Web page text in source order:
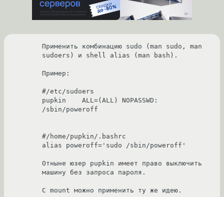
Применить комбинацию sudo (man sudo, man
sudoers) и shell alias (man bash).
Пример:
#/etc/sudoers
pupkin    ALL=(ALL) NOPASSWD:
/sbin/poweroff
#/home/pupkin/.bashrc
alias poweroff='sudo /sbin/poweroff'
Отныне юзер pupkin имеет право выключить
машину без запроса пароля.
С mount можно применить ту же идею.